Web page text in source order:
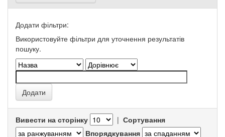
Додати фільтри:
Використовуйте фільтри для уточнення результатів
пошуку.
Вивести на сторінку | Сортування
Впорядкування